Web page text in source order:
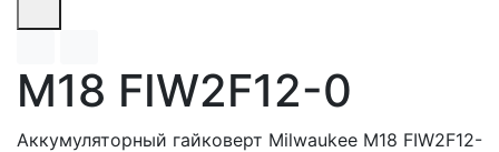
M18 FIW2F12-0
Аккумуляторный гайковерт Milwaukee M18 FIW2F12-